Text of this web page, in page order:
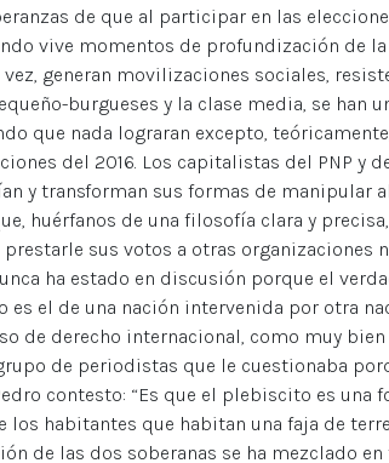
de que al participar en las
vive momentos de profundización de
generan movilizaciones sociales,
burgueses y la clase media, se han
que nada lograran excepto,
del 2016. Los capitalistas del PNP y
y transforman sus formas de manipular
huérfanos de una filosofía clara y
sus votos a otras organizaciones
ha estado en discusión porque el
es el de una nación intervenida por otra
de derecho internacional, como muy
de periodistas que le cuestionaba
contesto: “Es que el plebiscito es una
los habitantes que habitan una faja de
de las dos soberanas se ha mezclado